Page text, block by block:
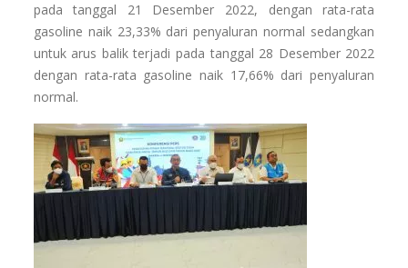
pada tanggal 21 Desember 2022, dengan rata-rata
gasoline naik 23,33% dari penyaluran normal sedangkan
untuk arus balik terjadi pada tanggal 28 Desember 2022
dengan rata-rata gasoline naik 17,66% dari penyaluran
normal.